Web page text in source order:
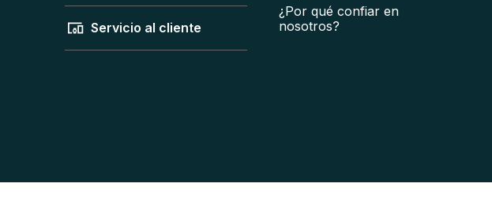
Servicio al cliente
¿Por qué confiar en
nosotros?